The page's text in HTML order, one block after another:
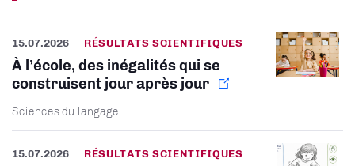
15.07.2026 RÉSULTATS SCIENTIFIQUES
À l’école, des inégalités qui se
construisent jour après jour
Sciences du langage
15.07.2026 RÉSULTATS SCIENTIFIQUES